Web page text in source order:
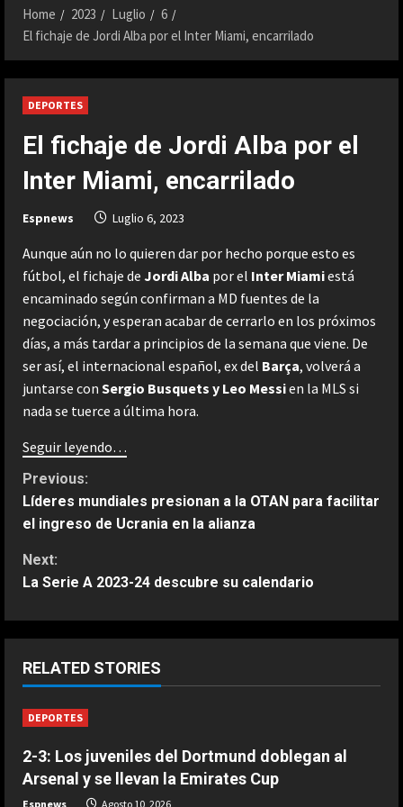
Home 2023 Luglio
6
El fichaje de Jordi Alba por el Inter Miami, encarrilado
DEPORTES
El fichaje de Jordi Alba por el
Inter Miami, encarrilado
Espnews Luglio 6, 2023
Aunque aún no lo quieren dar por hecho porque esto es
fútbol, el fichaje de Jordi Alba por el Inter Miamiestá
encaminado según confirman a MD fuentes de la
negociación, y esperan acabar de cerrarlo en los próximos
días, a más tardar a principios de la semana que viene. De
ser así, el internacional español, ex del Barça, volverá a
juntarse con Sergio Busquets y Leo Messien la MLS si
nada se tuerce a última hora.
Seguir leyendo…
C
o
n
i
n
u
e
R
Previous:
Líderes mundiales presionan a la OTAN para facilitar
el ingreso de Ucrania en la alianza
Next:
La Serie A 2023-24 descubre su calendario
RELATED STORIES
DEPORTES
2-3: Los juveniles del Dortmund doblegan al
Arsenal y se llevan la Emirates Cup
Espnews Agosto 10, 2026
ESPAÑA
Un ganador de Wimbledon señala a
ESPAÑA
El enigmático mensaje de Márquez